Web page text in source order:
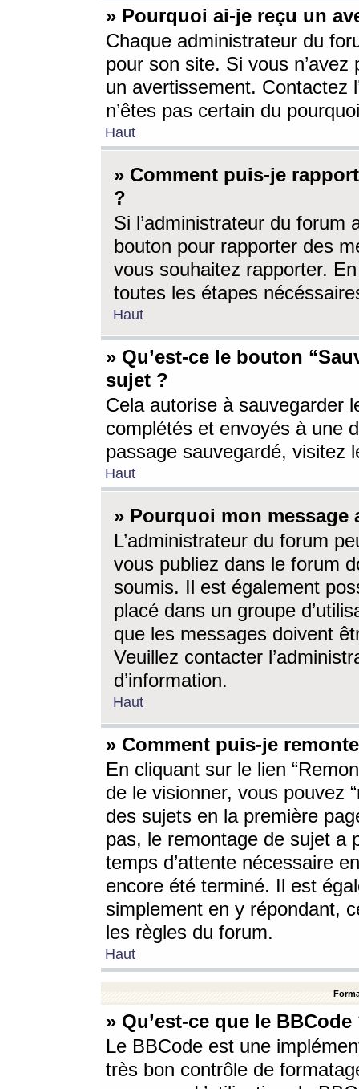
» Pourquoi ai-je reçu un
Chaque administrateur du
pour son site. Si vous
un avertissement. Contactez
n’êtes pas certain du
Haut
» Comment puis-je
?
Si l’administrateur du forum
bouton pour rapporter des
vous souhaitez rapporter.
toutes les étapes
Haut
» Qu’est-ce le bouton
sujet ?
Cela autorise à sauvegarder
complétés et envoyés à une
passage sauvegardé, visitez
Haut
» Pourquoi mon message
L’administrateur du forum
vous publiez dans le forum
soumis. Il est également
placé dans un groupe
que les messages doivent
Veuillez contacter
d’information.
Haut
» Comment puis-je
En cliquant sur le lien
de le visionner, vous pouvez
des sujets en la première
pas, le remontage de sujet a
temps d’attente nécessaire
encore été terminé. Il est
simplement en y répondant,
les règles du forum.
Haut
» Qu’est-ce que le BBCode
Le BBCode est une
très bon contrôle de